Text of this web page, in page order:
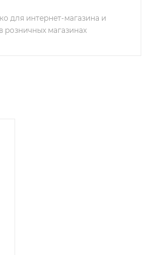
для интернет-магазина и
розничных магазинах